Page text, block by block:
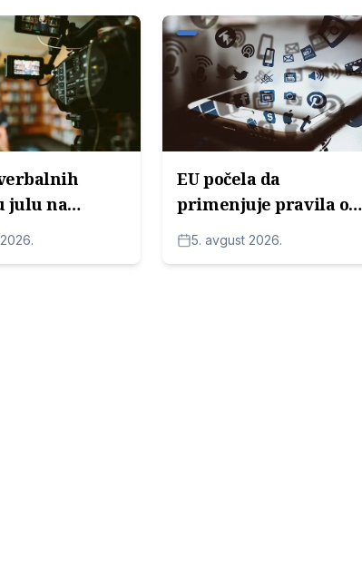
verbalnih
julu na
strane
EU počela da
primenjuje pravila o
označavanju AI
sadržaja: Šta redakcije
5. avgust 2026.